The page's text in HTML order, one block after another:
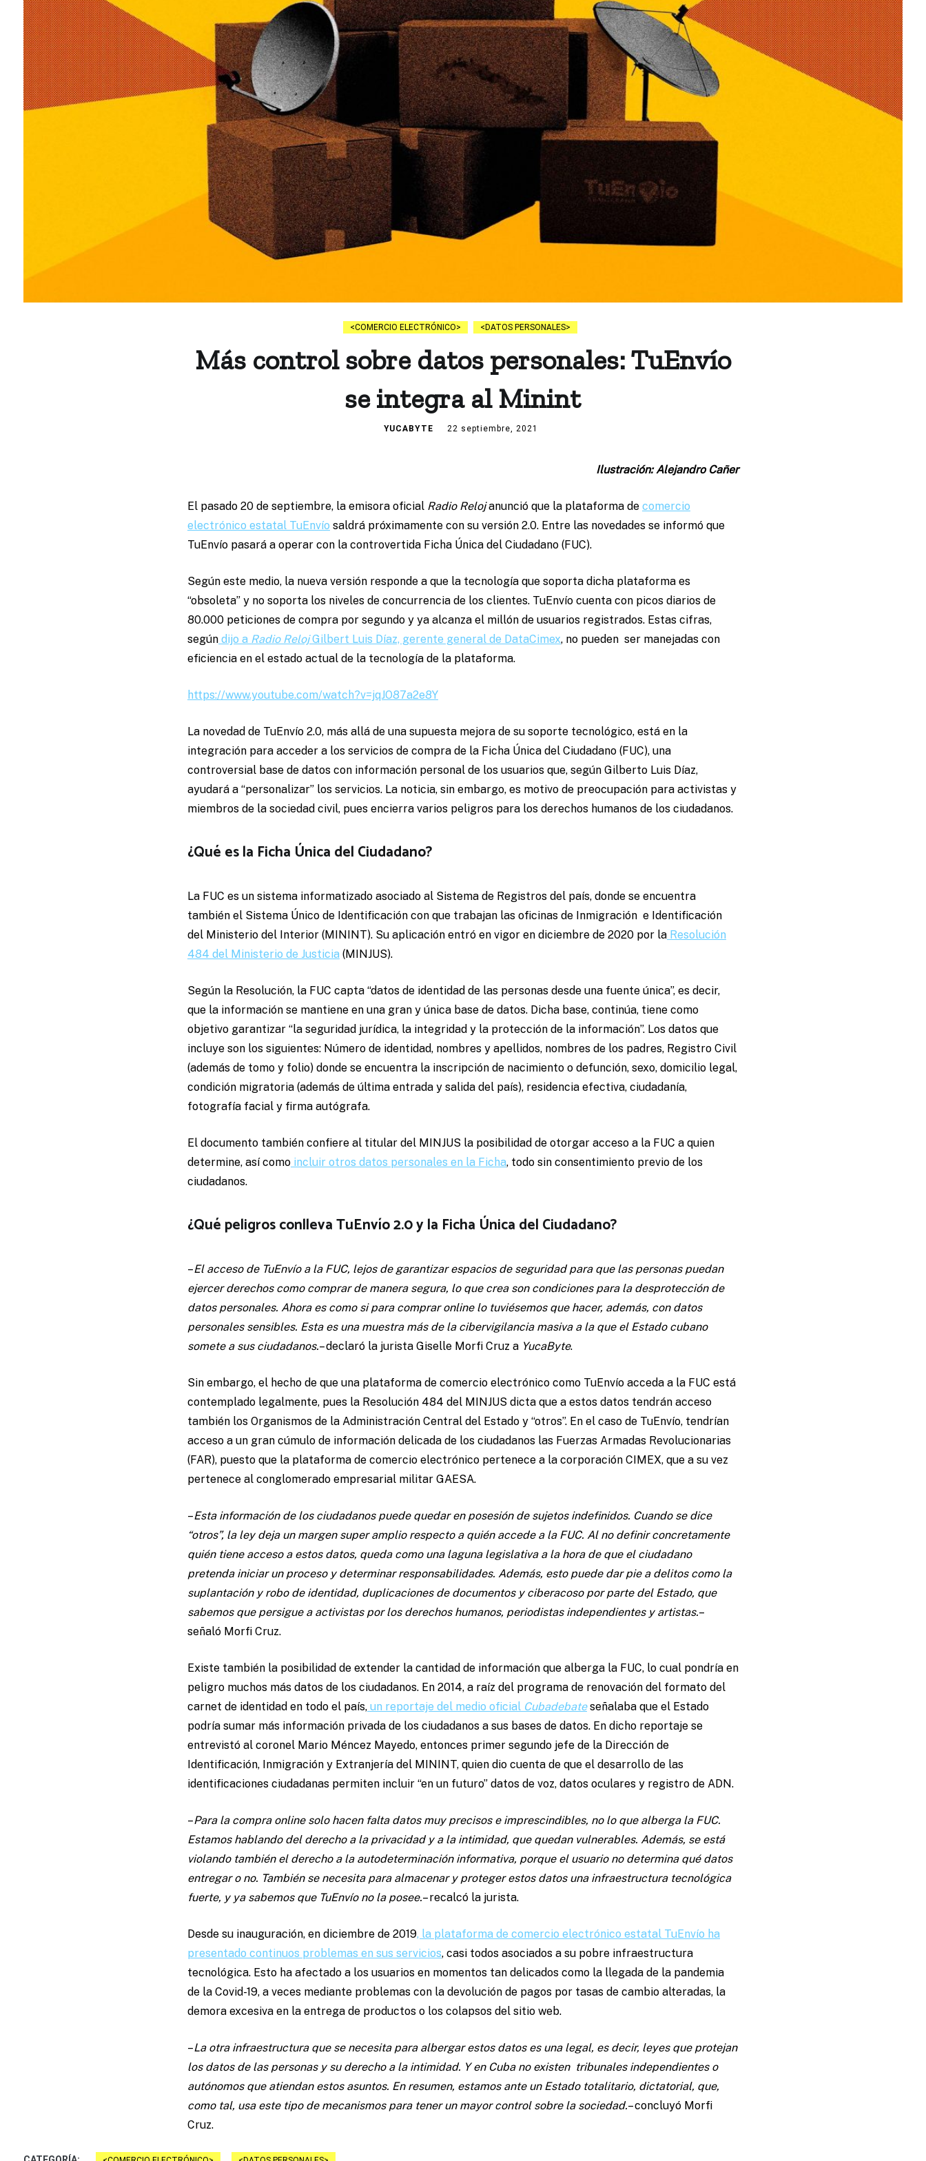
COMERCIO ELECTRÓNICO DATOS PERSONALES
Más control sobre datos personales: TuEnvío
se integra al Minint
YUCABYTE 22 septiembre, 2021
Ilustración: Alejandro Cañer
El pasado 20 de septiembre, la emisora oficial Radio Relojanunció que la plataforma de comercio
electrónico estatal TuEnvío saldrá próximamente con su versión 2.0. Entre las novedades se informó que
TuEnvío pasará a operar con la controvertida Ficha Única del Ciudadano (FUC).
Según este medio, la nueva versión responde a que la tecnología que soporta dicha plataforma es
“obsoleta” y no soporta los niveles de concurrencia de los clientes. TuEnvío cuenta con picos diarios de
80.000 peticiones de compra por segundo y ya alcanza el millón de usuarios registrados. Estas cifras,
según dijo a Radio RelojGilbert Luis Díaz, gerente general de DataCimex, no pueden ser manejadas con
eficiencia en el estado actual de la tecnología de la plataforma.
https://www.youtube.com/watch?v=jqJO87a2e8Y
La novedad de TuEnvío 2.0, más allá de una supuesta mejora de su soporte tecnológico, está en la
integración para acceder a los servicios de compra de la Ficha Única del Ciudadano (FUC), una
controversial base de datos con información personal de los usuarios que, según Gilberto Luis Díaz,
ayudará a “personalizar” los servicios. La noticia, sin embargo, es motivo de preocupación para activistas y
miembros de la sociedad civil, pues encierra varios peligros para los derechos humanos de los ciudadanos.
¿Qué es la Ficha Única del Ciudadano?
La FUC es un sistema informatizado asociado al Sistema de Registros del país, donde se encuentra
también el Sistema Único de Identificación con que trabajan las oficinas de Inmigración e Identificación
del Ministerio del Interior (MININT). Su aplicación entró en vigor en diciembre de 2020 por la Resolución
484 del Ministerio de Justicia (MINJUS).
Según la Resolución, la FUC capta “datos de identidad de las personas desde una fuente única”, es decir,
que la información se mantiene en una gran y única base de datos. Dicha base, continúa, tiene como
objetivo garantizar “la seguridad jurídica, la integridad y la protección de la información”. Los datos que
incluye son los siguientes: Número de identidad, nombres y apellidos, nombres de los padres, Registro Civil
(además de tomo y folio) donde se encuentra la inscripción de nacimiento o defunción, sexo, domicilio legal,
condición migratoria (además de última entrada y salida del país), residencia efectiva, ciudadanía,
fotografía facial y firma autógrafa.
El documento también confiere al titular del MINJUS la posibilidad de otorgar acceso a la FUC a quien
determine, así como incluir otros datos personales en la Ficha, todo sin consentimiento previo de los
ciudadanos.
¿Qué peligros conlleva TuEnvío 2.0 y la Ficha Única del Ciudadano?
–El acceso de TuEnvío a la FUC, lejos de garantizar espacios de seguridad para que las personas puedan
ejercer derechos como comprar de manera segura, lo que crea son condiciones para la desprotección de
datos personales. Ahora es como si para comprar online lo tuviésemos que hacer, además, con datos
personales sensibles. Esta es una muestra más de la cibervigilancia masiva a la que el Estado cubano
somete a sus ciudadanos.– declaró la jurista Giselle Morfi Cruz a YucaByte.
Sin embargo, el hecho de que una plataforma de comercio electrónico como TuEnvío acceda a la FUC está
contemplado legalmente, pues la Resolución 484 del MINJUS dicta que a estos datos tendrán acceso
también los Organismos de la Administración Central del Estado y “otros”. En el caso de TuEnvío, tendrían
acceso a un gran cúmulo de información delicada de los ciudadanos las Fuerzas Armadas Revolucionarias
(FAR), puesto que la plataforma de comercio electrónico pertenece a la corporación CIMEX, que a su vez
pertenece al conglomerado empresarial militar GAESA.
–Esta información de los ciudadanos puede quedar en posesión de sujetos indefinidos. Cuando se dice
“otros”, la ley deja un margen super amplio respecto a quién accede a la FUC. Al no definir concretamente
quién tiene acceso a estos datos, queda como una laguna legislativa a la hora de que el ciudadano
pretenda iniciar un proceso y determinar responsabilidades. Además, esto puede dar pie a delitos como la
suplantación y robo de identidad, duplicaciones de documentos y ciberacoso por parte del Estado, que
sabemos que persigue a activistas por los derechos humanos, periodistas independientes y artistas.–
señaló Morfi Cruz.
Existe también la posibilidad de extender la cantidad de información que alberga la FUC, lo cual pondría en
peligro muchos más datos de los ciudadanos. En 2014, a raíz del programa de renovación del formato del
carnet de identidad en todo el país, un reportaje del medio oficial Cubadebateseñalaba que el Estado
podría sumar más información privada de los ciudadanos a sus bases de datos. En dicho reportaje se
entrevistó al coronel Mario Méncez Mayedo, entonces primer segundo jefe de la Dirección de
Identificación, Inmigración y Extranjería del MININT, quien dio cuenta de que el desarrollo de las
identificaciones ciudadanas permiten incluir “en un futuro” datos de voz, datos oculares y registro de ADN.
–Para la compra online solo hacen falta datos muy precisos e imprescindibles, no lo que alberga la FUC.
Estamos hablando del derecho a la privacidad y a la intimidad, que quedan vulnerables. Además, se está
violando también el derecho a la autodeterminación informativa, porque el usuario no determina qué datos
entregar o no. También se necesita para almacenar y proteger estos datos una infraestructura tecnológica
fuerte, y ya sabemos que TuEnvío no la posee.– recalcó la jurista.
Desde su inauguración, en diciembre de 2019, la plataforma de comercio electrónico estatal TuEnvío ha
presentado continuos problemas en sus servicios, casi todos asociados a su pobre infraestructura
tecnológica. Esto ha afectado a los usuarios en momentos tan delicados como la llegada de la pandemia
de la Covid-19, a veces mediante problemas con la devolución de pagos por tasas de cambio alteradas, la
demora excesiva en la entrega de productos o los colapsos del sitio web.
–La otra infraestructura que se necesita para albergar estos datos es una legal, es decir, leyes que protejan
los datos de las personas y su derecho a la intimidad. Y en Cuba no existen tribunales independientes o
autónomos que atiendan estos asuntos. En resumen, estamos ante un Estado totalitario, dictatorial, que,
como tal, usa este tipo de mecanismos para tener un mayor control sobre la sociedad.– concluyó Morfi
Cruz.